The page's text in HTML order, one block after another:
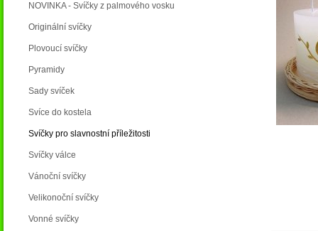
NOVINKA - Svíčky z palmového vosku
Originální svíčky
Plovoucí svíčky
Pyramidy
Sady svíček
Svíce do kostela
Svíčky pro slavnostní příležitosti
Svíčky válce
Vánoční svíčky
Velikonoční svíčky
Vonné svíčky